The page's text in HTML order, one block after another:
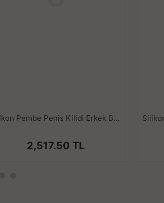
güvenli bir şekilde havaalanı
Silikon Pembe Penis Kilidi Erkek Bekaret Cihazı Chastity Cock Cage Küçük Boy Penis Esaret Kafesi
2,517.50 TL